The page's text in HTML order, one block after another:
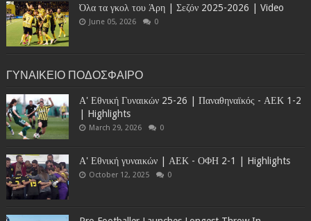
Όλα τα γκολ του Άρη | Σεζόν 2025-2026 | Video
June 05, 2026 0
ΓΥΝΑΙΚΕΙΟ ΠΟΔΟΣΦΑΙΡΟ
Α' Εθνική Γυναικών 25-26 | Παναθηναϊκός - ΑΕΚ 1-2
| Highlights
March 29, 2026 0
Α' Εθνική γυναικών | ΑΕΚ - ΟΦΗ 2-1 | Highlights
October 12, 2025 0